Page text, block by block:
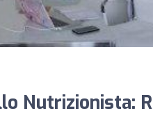
Nutrizionista: